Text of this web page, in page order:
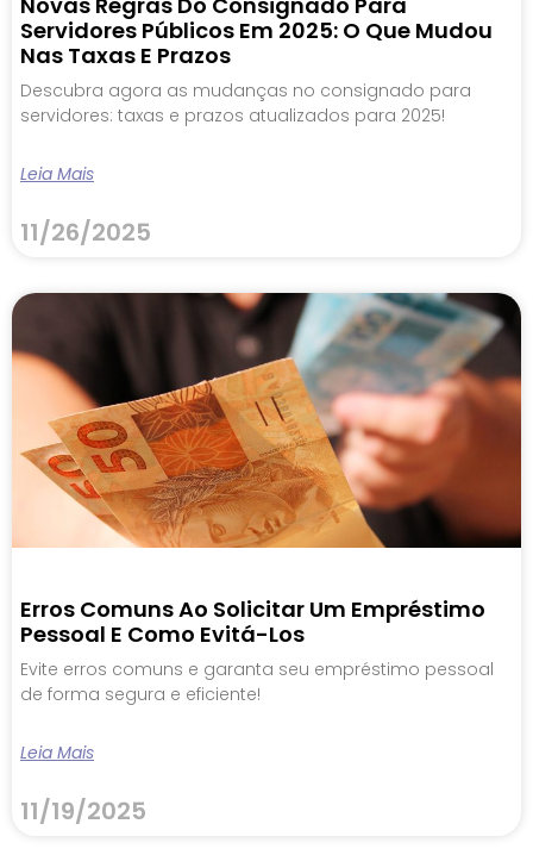
Servidores Públicos Em 2025: O Que Mudou
Nas Taxas E Prazos
Descubra agora as mudanças no consignado para
servidores: taxas e prazos atualizados para 2025!
Leia Mais
11/26/2025
Erros Comuns Ao Solicitar Um Empréstimo
Pessoal E Como Evitá-Los
Evite erros comuns e garanta seu empréstimo pessoal
de forma segura e eficiente!
Leia Mais
11/19/2025